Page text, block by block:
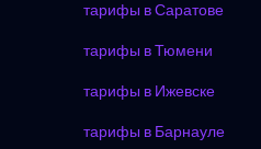
тарифы в Саратове
тарифы в Тюмени
тарифы в Ижевске
тарифы в Барнауле